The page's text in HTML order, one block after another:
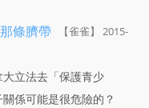
條臍帶
【雀雀】 2015-
大立法去「保護青少
係可能是很危險的？